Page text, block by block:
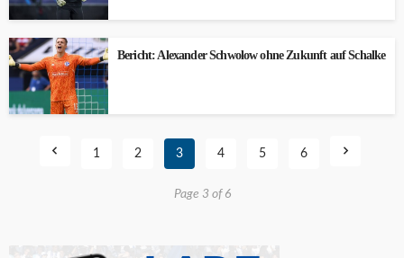
Bericht: Alexander Schwolow ohne Zukunft auf Schalke
1 2 3 4 5 6
Page 3 of 6